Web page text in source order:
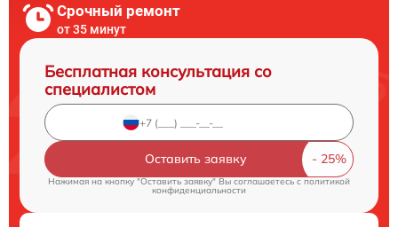
Срочный ремонт
от 35 минут
Бесплатная консультация со
специалистом
Оставить заявку
Нажимая на кнопку "Оставить заявку" Вы соглашаетесь cполитикой
конфиденциальности